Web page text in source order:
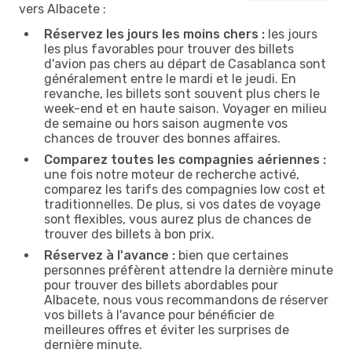
vers Albacete :
Réservez les jours les moins chers : les jours
les plus favorables pour trouver des billets
d'avion pas chers au départ de Casablanca sont
généralement entre le mardi et le jeudi. En
revanche, les billets sont souvent plus chers le
week-end et en haute saison. Voyager en milieu
de semaine ou hors saison augmente vos
chances de trouver des bonnes affaires.
Comparez toutes les compagnies aériennes :
une fois notre moteur de recherche activé,
comparez les tarifs des compagnies low cost et
traditionnelles. De plus, si vos dates de voyage
sont flexibles, vous aurez plus de chances de
trouver des billets à bon prix.
Réservez à l'avance : bien que certaines
personnes préfèrent attendre la dernière minute
pour trouver des billets abordables pour
Albacete, nous vous recommandons de réserver
vos billets à l'avance pour bénéficier de
meilleures offres et éviter les surprises de
dernière minute.